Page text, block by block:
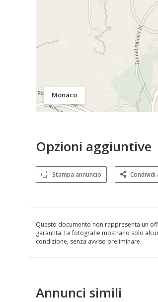
Monaco
Opzioni aggiuntive
Stampa annuncio Condividi
Questo documento non rappresenta un
garantita. Le fotografie mostrano solo
condizione, senza avviso preliminare.
Annunci simili